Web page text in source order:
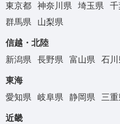
東京都
神奈川県 埼玉県
群馬県
山梨県
信越・北陸
新潟県
長野県 富山県 石川
東海
愛知県
岐阜県 静岡県 三重
近畿